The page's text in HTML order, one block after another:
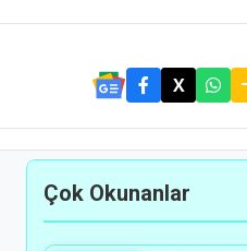
Çok Okunanlar